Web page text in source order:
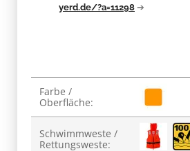
yerd.de/?a=11298 ➔
Produkteigenschaft
Wert
Farbe /
Oberfläche:
Schwimmweste /
Rettungsweste: